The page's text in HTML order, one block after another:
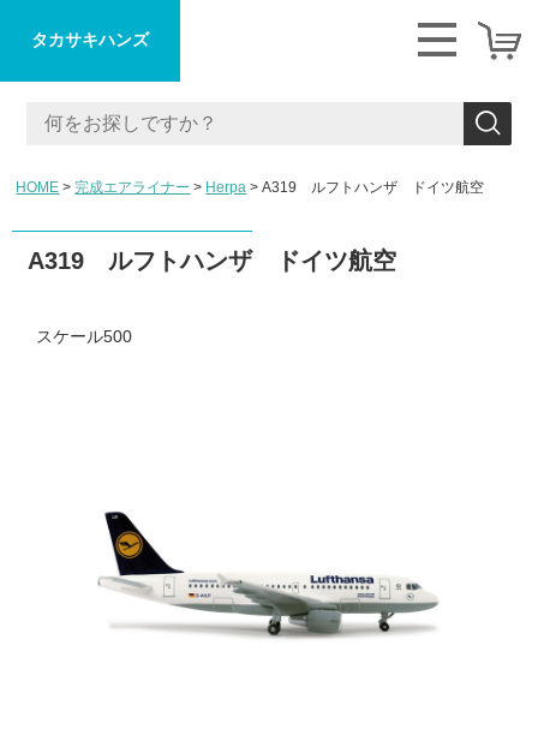
タカサキハンズ
HOME 完成エアライナー Herpa A319 ルフトハンザ ドイツ航空
A319 ルフトハンザ ドイツ航空
スケール500